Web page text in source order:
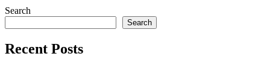
Search
Search
Recent Posts